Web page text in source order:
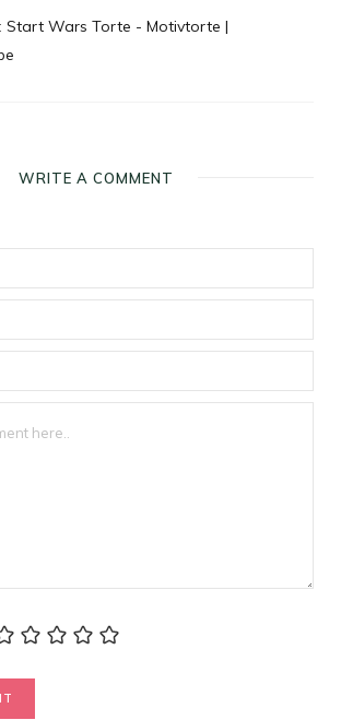
Start Wars Torte - Motivtorte |
WRITE A COMMENT